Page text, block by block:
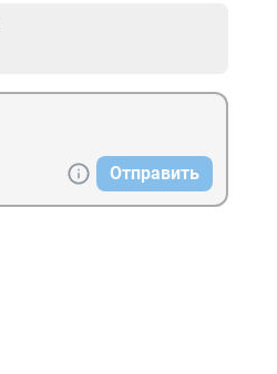
Отправить